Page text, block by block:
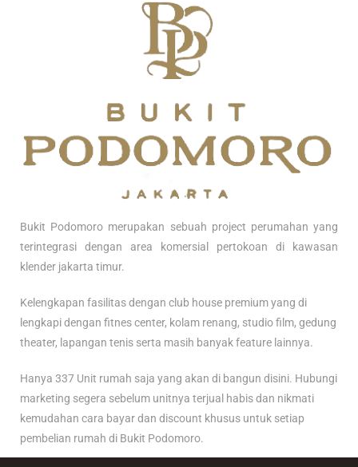
Bukit Podomoro merupakan sebuah project perumahan yang
terintegrasi dengan area komersial pertokoan di kawasan
klender jakarta timur.
Kelengkapan fasilitas dengan club house premium yang di
lengkapi dengan fitnes center, kolam renang, studio film, gedung
theater, lapangan tenis serta masih banyak feature lainnya.
Hanya 337 Unit rumah saja yang akan di bangun disini. Hubungi
marketing segera sebelum unitnya terjual habis dan nikmati
kemudahan cara bayar dan discount khusus untuk setiap
pembelian rumah di Bukit Podomoro.